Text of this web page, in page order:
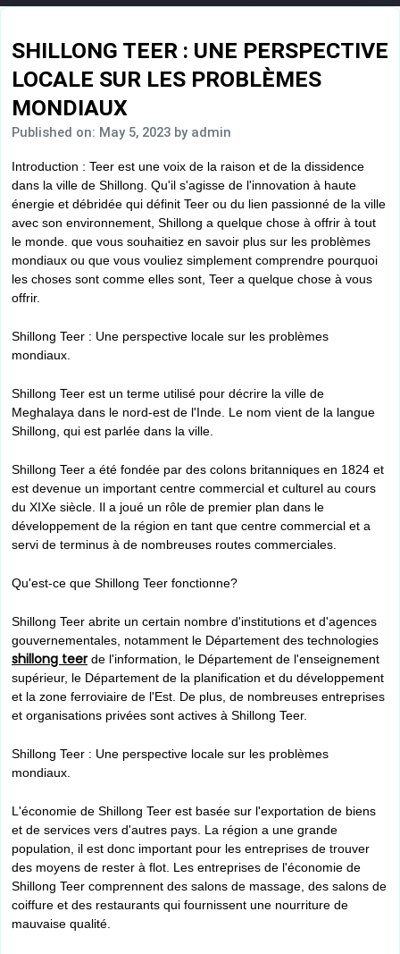
SHILLONG TEER : UNE PERSPECTIVE
LOCALE SUR LES PROBLÈMES
MONDIAUX
Published on: May 5, 2023 by admin
Introduction : Teer est une voix de la raison et de la dissidence
dans la ville de Shillong. Qu'il s'agisse de l'innovation à haute
énergie et débridée qui définit Teer ou du lien passionné de la ville
avec son environnement, Shillong a quelque chose à offrir à tout
le monde. que vous souhaitiez en savoir plus sur les problèmes
mondiaux ou que vous vouliez simplement comprendre pourquoi
les choses sont comme elles sont, Teer a quelque chose à vous
offrir.
Shillong Teer : Une perspective locale sur les problèmes
mondiaux.
Shillong Teer est un terme utilisé pour décrire la ville de
Meghalaya dans le nord-est de l'Inde. Le nom vient de la langue
Shillong, qui est parlée dans la ville.
Shillong Teer a été fondée par des colons britanniques en 1824 et
est devenue un important centre commercial et culturel au cours
du XIXe siècle. Il a joué un rôle de premier plan dans le
développement de la région en tant que centre commercial et a
servi de terminus à de nombreuses routes commerciales.
Qu'est-ce que Shillong Teer fonctionne?
Shillong Teer abrite un certain nombre d'institutions et d'agences
gouvernementales, notamment le Département des technologies
shillong teerde l'information, le Département de l'enseignement
supérieur, le Département de la planification et du développement
et la zone ferroviaire de l'Est. De plus, de nombreuses entreprises
et organisations privées sont actives à Shillong Teer.
Shillong Teer : Une perspective locale sur les problèmes
mondiaux.
L'économie de Shillong Teer est basée sur l'exportation de biens
et de services vers d'autres pays. La région a une grande
population, il est donc important pour les entreprises de trouver
des moyens de rester à flot. Les entreprises de l'économie de
Shillong Teer comprennent des salons de massage, des salons de
coiffure et des restaurants qui fournissent une nourriture de
mauvaise qualité.